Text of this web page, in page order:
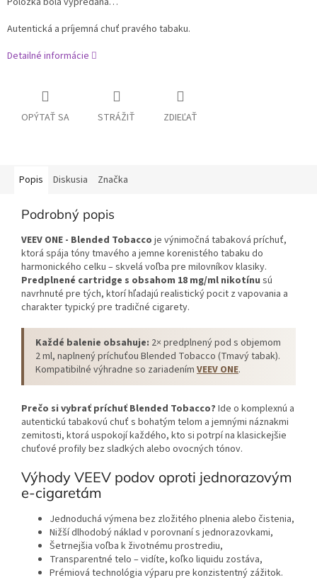
Autentická a príjemná chuť pravého tabaku.
Detailné informácie
OPÝTAŤ SA STRÁŽIŤ ZDIEĽAŤ
Popis Diskusia Značka
Podrobný popis
VEEV ONE - Blended Tobacco je výnimočná tabaková príchuť,
ktorá spája tóny tmavého a jemne korenistého tabaku do
harmonického celku – skvelá voľba pre milovníkov klasiky.
Predplnené cartridge s obsahom 18 mg/ml nikotínu sú
navrhnuté pre tých, ktorí hľadajú realistický pocit z vapovania a
charakter typický pre tradičné cigarety.
Každé balenie obsahuje: 2× predplnený pod s objemom
2 ml, naplnený príchuťou Blended Tobacco (Tmavý tabak).
Kompatibilné výhradne so zariadením VEEV ONE.
Prečo si vybrať príchuť Blended Tobacco? Ide o komplexnú a
autentickú tabakovú chuť s bohatým telom a jemnými náznakmi
zemitosti, ktorá uspokojí každého, kto si potrpí na klasickejšie
chuťové profily bez sladkých alebo ovocných tónov.
Výhody VEEV podov oproti jednorazovým
e-cigaretám
Jednoduchá výmena bez zložitého plnenia alebo čistenia,
Nižší dlhodobý náklad v porovnaní s jednorazovkami,
Šetrnejšia voľba k životnému prostrediu,
Transparentné telo – vidíte, koľko liquidu zostáva,
Prémiová technológia výparu pre konzistentný zážitok.